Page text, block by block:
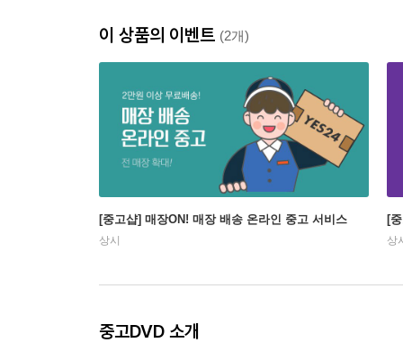
이 상품의 이벤트 (2개)
[중고샵] 매장ON! 매장 배송 온라인 중고 서비스
상시
[
상
중고DVD 소개